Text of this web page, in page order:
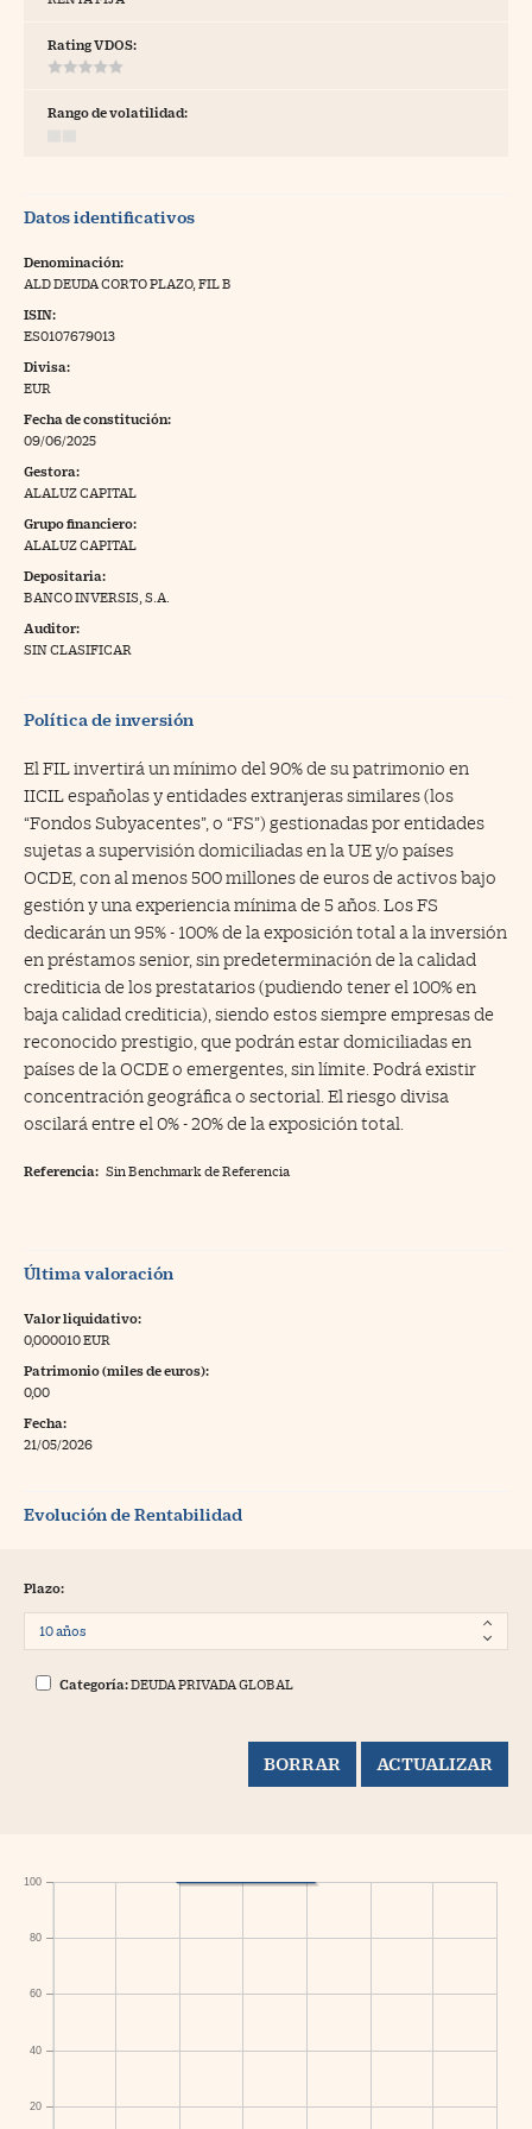
Pyme
a Cinco Días
Rating VDOS:
Rango de volatilidad:
Datos identificativos
Denominación:
ALD DEUDA CORTO PLAZO, FIL B
ISIN:
ES0107679013
Divisa:
EUR
Fecha de constitución:
09/06/2025
Gestora:
ALALUZ CAPITAL
Grupo financiero:
ALALUZ CAPITAL
Depositaria:
BANCO INVERSIS, S.A.
Auditor:
SIN CLASIFICAR
Política de inversión
El FIL invertirá un mínimo del 90% de su patrimonio en
IICIL españolas y entidades extranjeras similares (los
“Fondos Subyacentes”, o “FS”) gestionadas por entidades
sujetas a supervisión domiciliadas en la UE y/o países
OCDE, con al menos 500 millones de euros de activos bajo
gestión y una experiencia mínima de 5 años. Los FS
dedicarán un 95% - 100% de la exposición total a la inversión
en préstamos senior, sin predeterminación de la calidad
crediticia de los prestatarios (pudiendo tener el 100% en
baja calidad crediticia), siendo estos siempre empresas de
reconocido prestigio, que podrán estar domiciliadas en
países de la OCDE o emergentes, sin límite. Podrá existir
concentración geográfica o sectorial. El riesgo divisa
oscilará entre el 0% - 20% de la exposición total.
Referencia: Sin Benchmark de Referencia
Última valoración
Valor liquidativo:
0,000010 EUR
Patrimonio (miles de euros):
0,00
Fecha:
21/05/2026
Evolución de Rentabilidad
Plazo:
Categoría:DEUDA PRIVADA GLOBAL
20
40
60
80
100